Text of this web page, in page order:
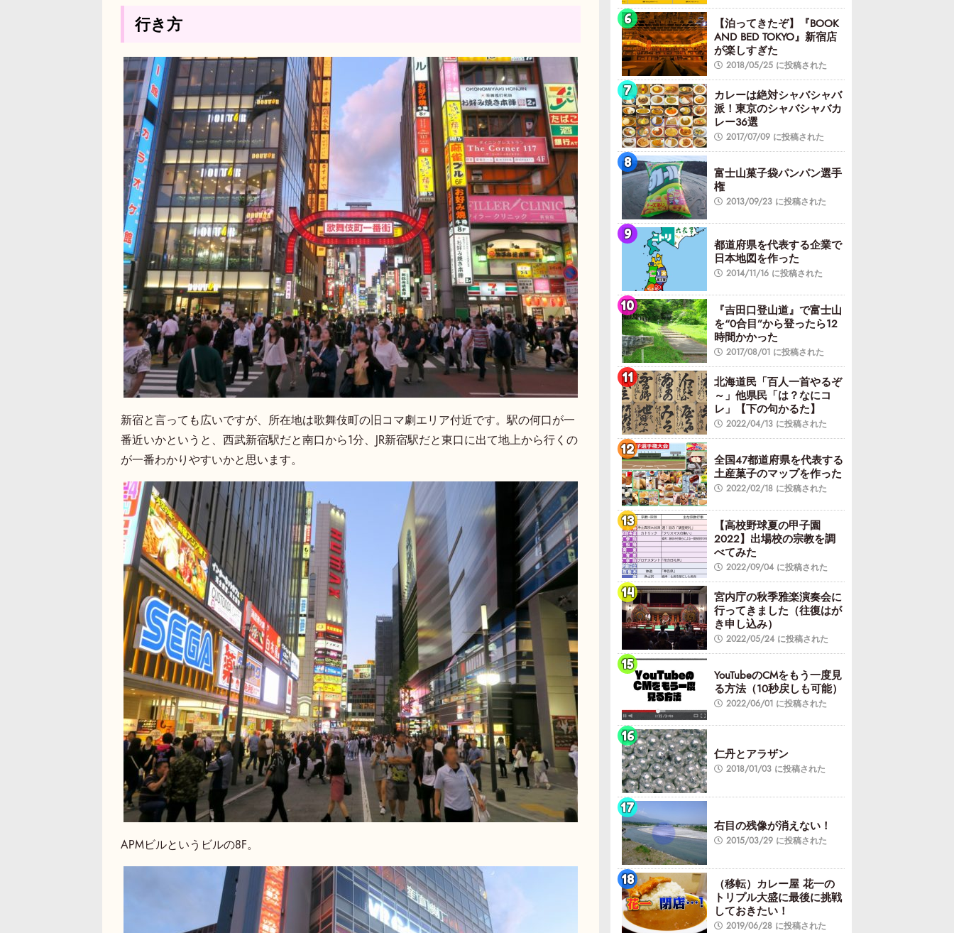
行き方
新宿と言っても広いですが、所在地は歌舞伎町の旧コマ劇エリア付近です。駅の何口が一
番近いかというと、西武新宿駅だと南口から1分、JR新宿駅だと東口に出て地上から行くの
が一番わかりやすいかと思います。
APMビルというビルの8F。
【泊ってきたぞ】『BOOK
AND BED TOKYO』新宿店
が楽しすぎた
2018/05/25 に投稿された
カレーは絶対シャバシャバ
派！東京のシャバシャバカ
レー36選
2017/07/09 に投稿された
富士山菓子袋パンパン選手
権
2013/09/23 に投稿された
都道府県を代表する企業で
日本地図を作った
2014/11/16 に投稿された
『吉田口登山道』で富士山
を“0合目”から登ったら12
時間かかった
2017/08/01 に投稿された
北海道民「百人一首やるぞ
～」他県民「は？なにコ
レ」【下の句かるた】
2022/04/13 に投稿された
全国47都道府県を代表する
土産菓子のマップを作った
2022/02/18 に投稿された
【高校野球夏の甲子園
2022】出場校の宗教を調
べてみた
2022/09/04 に投稿された
宮内庁の秋季雅楽演奏会に
行ってきました（往復はが
き申し込み）
2022/05/24 に投稿された
YouTubeのCMをもう一度見
る方法（10秒戻しも可能）
2022/06/01 に投稿された
仁丹とアラザン
2018/01/03 に投稿された
右目の残像が消えない！
2015/03/29 に投稿された
（移転）カレー屋 花一の
トリプル大盛に最後に挑戦
しておきたい！
2019/06/28 に投稿された